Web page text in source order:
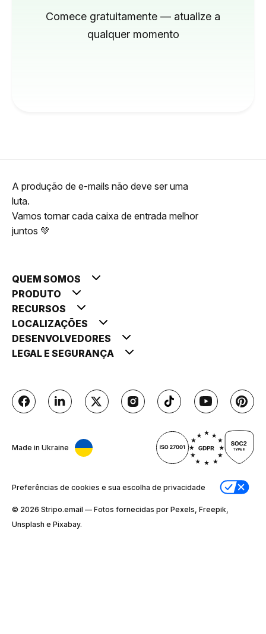
Comece gratuitamente — atualize a
qualquer momento
A produção de e-mails não deve ser uma
luta.
Vamos tornar cada caixa de entrada melhor
juntos 💚
QUEM SOMOS
PRODUTO
RECURSOS
LOCALIZAÇÕES
DESENVOLVEDORES
LEGAL E SEGURANÇA
Made in Ukraine
Preferências de cookies e sua escolha de privacidade
© 2026 Stripо.email — Fotos fornecidas por Pexels, Freepik,
Unsplash e Pixabay.